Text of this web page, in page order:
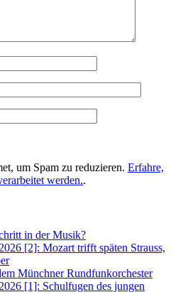
um Spam zu reduzieren. Erfahre,
werden..
in der Musik?
[2]: Mozart trifft späten Strauss,
Münchner Rundfunkorchester
[1]: Schulfugen des jungen